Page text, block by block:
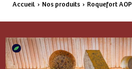
Accueil › Nos produits › Roquefort AOP